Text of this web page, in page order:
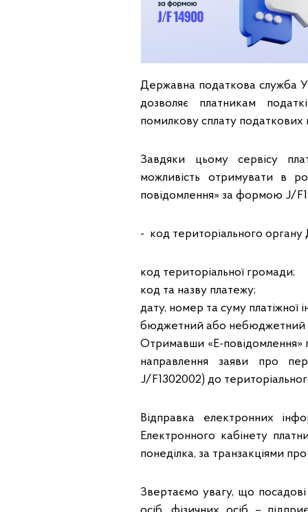
Державна податкова служба
дозволяє платникам
помилкову сплату податкових
Завдяки цьому сервісу
можливість отримувати в
повідомлення» за формою J/
- код територіального
код територіальної громади;
код та назву платежу;
дату, номер та суму платіжної
бюджетний або небюджетний
Отримавши «Е-повідомлення»
направлення заяви про
J/F1302002) до
Відправка електронних
Електронного кабінету
понеділка, за транзакціями
Звертаємо увагу, що